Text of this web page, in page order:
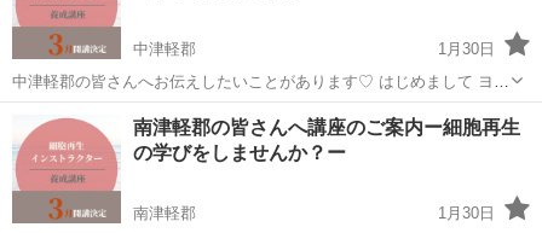
中津軽郡
1月30日
中津軽郡の皆さんへお伝えしたいことがあります♡ はじめまして ヨガ
インストラクターのハルナです 私が細胞再生の学びをした キッカケは
産後に一気に上がった 健康意識ですが 学ぶにつれて分かったことが...
青森 中津軽郡 生活知識
南津軽郡の皆さんへ講座のご案内ー細胞再生
の学びをしませんか？ー
南津軽郡
1月30日